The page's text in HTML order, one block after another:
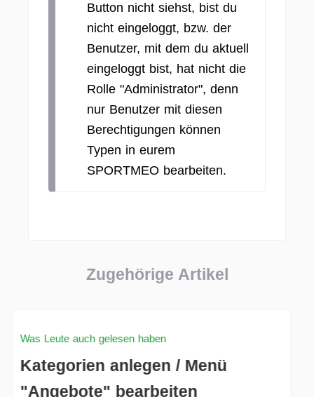
Button nicht siehst, bist du
nicht eingeloggt, bzw. der
Benutzer, mit dem du aktuell
eingeloggt bist, hat nicht die
Rolle "Administrator", denn
nur Benutzer mit diesen
Berechtigungen können
Typen in eurem
SPORTMEO bearbeiten.
Zugehörige Artikel
Was Leute auch gelesen haben
Kategorien anlegen / Menü
"Angebote" bearbeiten